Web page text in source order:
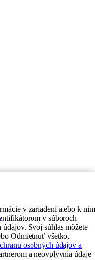
v zariadení alebo k nim
v súboroch
Svoj súhlas môžete
Odmietnuť všetko,
osobných údajov a
a neovplyvnia údaje